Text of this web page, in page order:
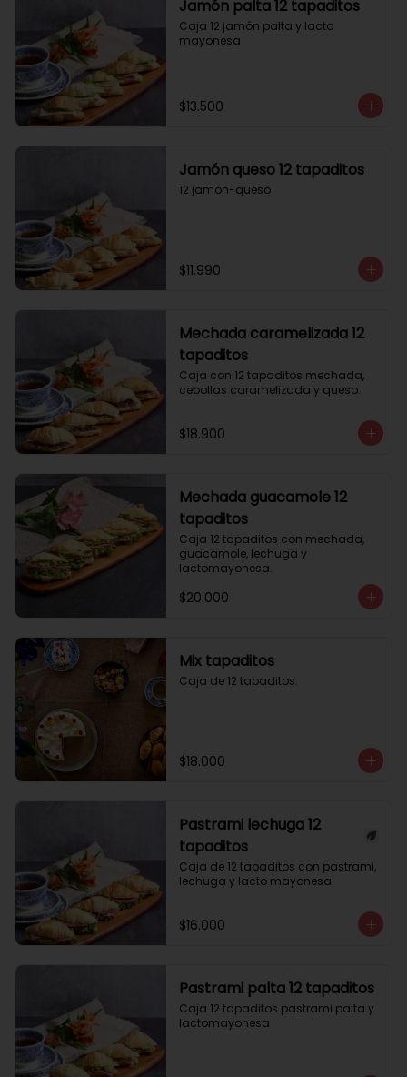
Jamón palta 12 tapaditos
Caja 12 jamón palta y lacto
mayonesa
$13.500
Jamón queso 12 tapaditos
12 jamón-queso
$11.990
Mechada caramelizada 12
tapaditos
Caja con 12 tapaditos mechada,
cebollas caramelizada y queso.
$18.900
Mechada guacamole 12
tapaditos
Caja 12 tapaditos con mechada,
guacamole, lechuga y
lactomayonesa.
$20.000
Mix tapaditos
Caja de 12 tapaditos.
$18.000
Pastrami lechuga 12
tapaditos
Caja de 12 tapaditos con pastrami,
lechuga y lacto mayonesa
$16.000
Pastrami palta 12 tapaditos
Caja 12 tapaditos pastrami palta y
lactomayonesa